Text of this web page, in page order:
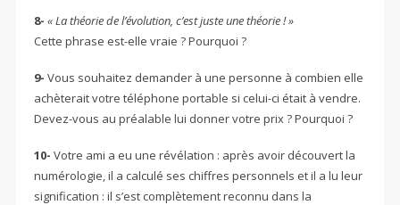
8- « La théorie de l’évolution, c’est juste une théorie ! »
Cette phrase est-elle vraie ? Pourquoi ?
9- Vous souhaitez demander à une personne à combien elle
achèterait votre téléphone portable si celui-ci était à vendre.
Devez-vous au préalable lui donner votre prix ? Pourquoi ?
10- Votre ami a eu une révélation : après avoir découvert la
numérologie, il a calculé ses chiffres personnels et il a lu leur
signification : il s’est complètement reconnu dans la